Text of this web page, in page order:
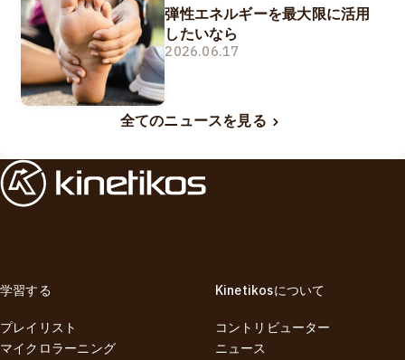
弾性エネルギーを最大限に活用
したいなら
2026.06.17
全てのニュースを見る
学習する
プレイリスト
マイクロラーニング
Kinetikosについて
コントリビューター
ニュース